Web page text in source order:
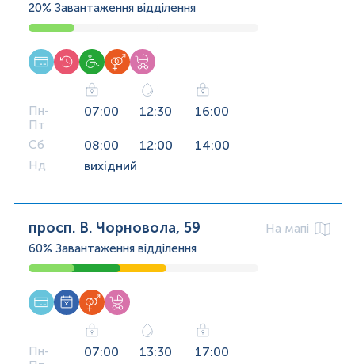
20% Завантаження відділення
Пн-
Пт
07:00 12:30 16:00
Сб 08:00 12:00 14:00
Нд вихідний
просп. В. Чорновола, 59
На мапі
60% Завантаження відділення
Пн-
07:00 13:30 17:00